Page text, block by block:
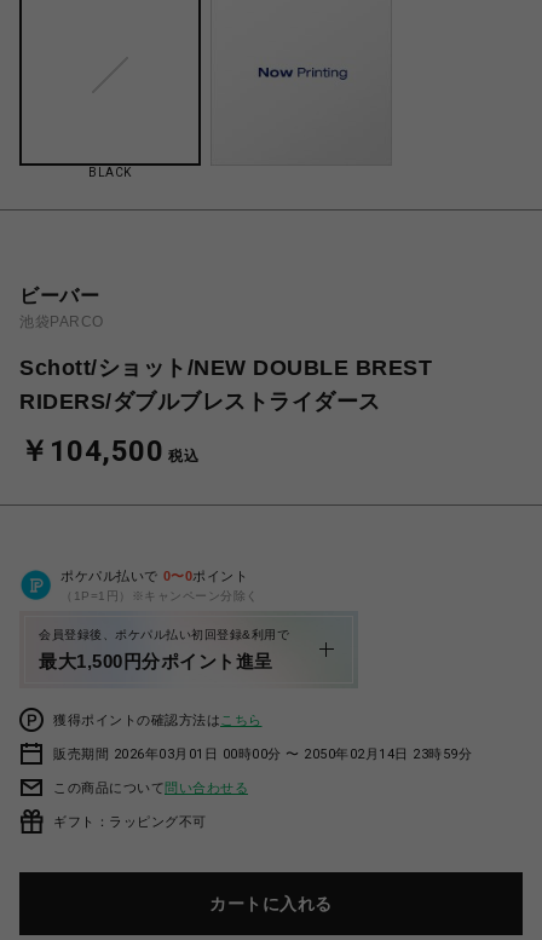
BLACK
ビーバー
池袋PARCO
Schott/ショット/NEW DOUBLE BREST
RIDERS/ダブルブレストライダース
￥104,500 税込
ポケパル払いで 0〜0ポイント
（1P=1円）※キャンペーン分除く
会員登録後、ポケパル払い初回登録&利用で
最大1,500円分ポイント進呈
獲得ポイントの確認方法は こちら
販売期間 2026年03月01日 00時00分 〜 2050年02月14日 23時59分
この商品について問い合わせる
ギフト：ラッピング不可
カートに入れる